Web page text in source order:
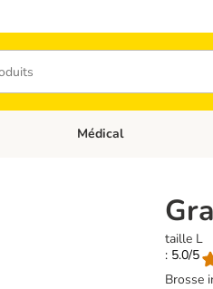
Dérouler les catégories:
Médical
taille L
: 5.0/5
Brosse